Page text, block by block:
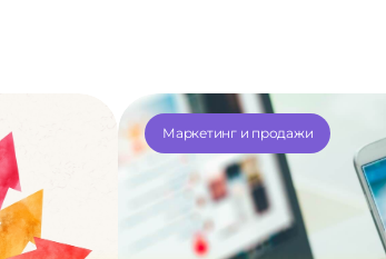
Маркетинг и продажи